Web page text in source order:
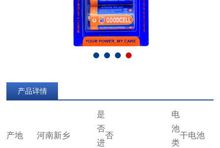
产品详情
产地 河南新乡
是
否
进
否
电
池
类
干电池